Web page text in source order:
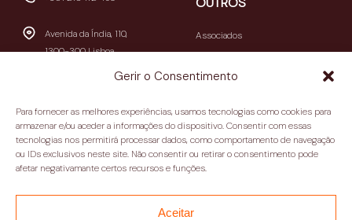
Gerir o Consentimento
Para fornecer as melhores experiências, usamos tecnologias como cookies para
armazenar e/ou aceder a informações do dispositivo. Consentir com essas
tecnologias nos permitirá processar dados, como comportamento de navegação
ou IDs exclusivos neste site. Não consentir ou retirar o consentimento pode
afetar negativamante certos recursos e funções.
Aceitar
Avenida da Índia, 110,
1300-300 Lisboa
09h30-13h00 / 14h00-
18h30
(encerra aos sábados e
domingos)
Associados
Relatório e Contas
Contactos
Política de privacidade